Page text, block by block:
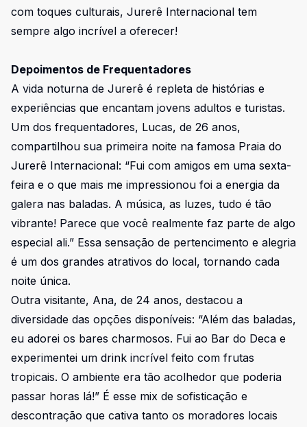
com toques culturais, Jurerê Internacional tem
sempre algo incrível a oferecer!
Depoimentos de Frequentadores
A vida noturna de Jurerê é repleta de histórias e
experiências que encantam jovens adultos e turistas.
Um dos frequentadores, Lucas, de 26 anos,
compartilhou sua primeira noite na famosa Praia do
Jurerê Internacional: “Fui com amigos em uma sexta-
feira e o que mais me impressionou foi a energia da
galera nas baladas. A música, as luzes, tudo é tão
vibrante! Parece que você realmente faz parte de algo
especial ali.” Essa sensação de pertencimento e alegria
é um dos grandes atrativos do local, tornando cada
noite única.
Outra visitante, Ana, de 24 anos, destacou a
diversidade das opções disponíveis: “Além das baladas,
eu adorei os bares charmosos. Fui ao Bar do Deca e
experimentei um drink incrível feito com frutas
tropicais. O ambiente era tão acolhedor que poderia
passar horas lá!” É esse mix de sofisticação e
descontração que cativa tanto os moradores locais